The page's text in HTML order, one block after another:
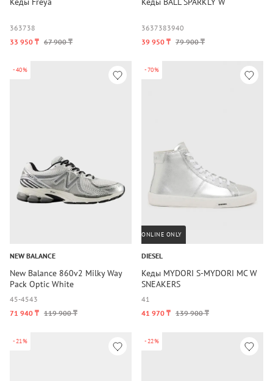
363738
33 950 ₸ 67 900 ₸
3637383940
39 950 ₸ 79 900 ₸
-40%
NEW BALANCE
New Balance 860v2 Milky Way
Pack Optic White
45-4543
71 940 ₸ 119 900 ₸
-70%
ONLINE ONLY
DIESEL
Кеды MYDORI S-MYDORI MC W
SNEAKERS
41
41 970 ₸ 139 900 ₸
-21% -22%